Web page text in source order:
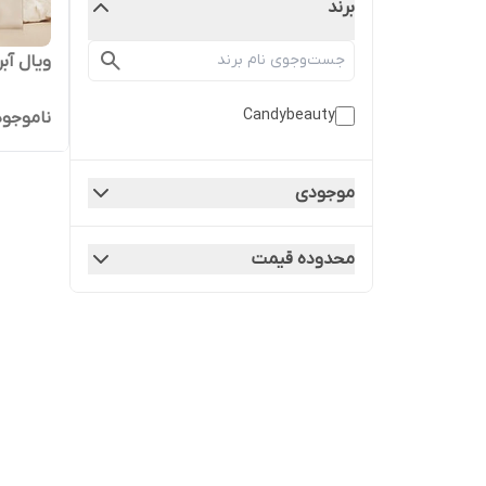
برند
Candybeauty
موجودی
محدوده قیمت
ویال